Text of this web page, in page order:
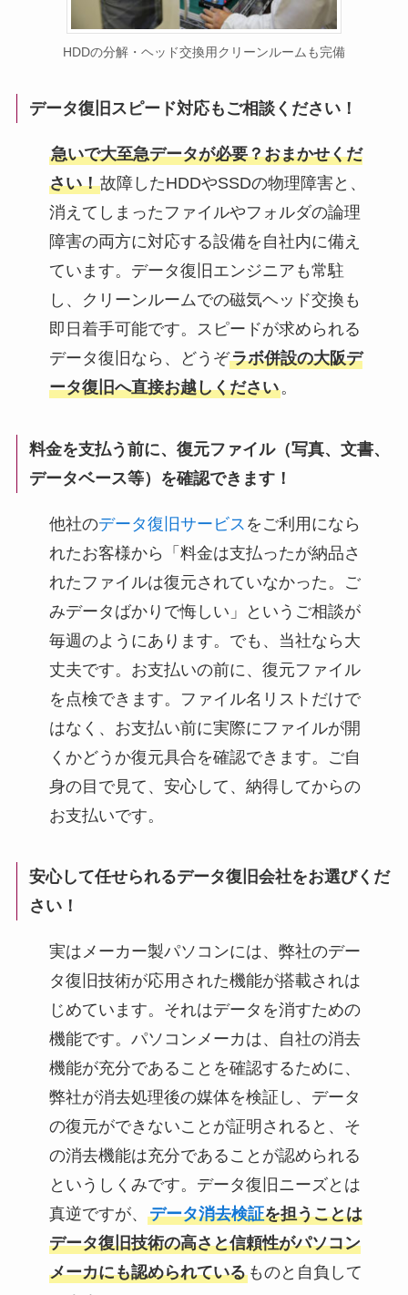
HDDの分解・ヘッド交換用クリーンルームも完備
データ復旧スピード対応もご相談ください！
急いで大至急データが必要？おまかせくだ
さい！故障したHDDやSSDの物理障害と、
消えてしまったファイルやフォルダの論理
障害の両方に対応する設備を自社内に備え
ています。データ復旧エンジニアも常駐
し、クリーンルームでの磁気ヘッド交換も
即日着手可能です。スピードが求められる
データ復旧なら、どうぞラボ併設の大阪デ
ータ復旧へ直接お越しください。
料金を支払う前に、復元ファイル（写真、文書、
データベース等）を確認できます！
他社のデータ復旧サービス をご利用になら
れたお客様から「料金は支払ったが納品さ
れたファイルは復元されていなかった。ご
みデータばかりで悔しい」というご相談が
毎週のようにあります。でも、当社なら大
丈夫です。お支払いの前に、復元ファイル
を点検できます。ファイル名リストだけで
はなく、お支払い前に実際にファイルが開
くかどうか復元具合を確認できます。ご自
身の目で見て、安心して、納得してからの
お支払いです。
安心して任せられるデータ復旧会社をお選びくだ
さい！
実はメーカー製パソコンには、弊社のデー
タ復旧技術が応用された機能が搭載されは
じめています。それはデータを消すための
機能です。パソコンメーカは、自社の消去
機能が充分であることを確認するために、
弊社が消去処理後の媒体を検証し、データ
の復元ができないことが証明されると、そ
の消去機能は充分であることが認められる
というしくみです。データ復旧ニーズとは
真逆ですが、 データ消去検証を担うことは
データ復旧技術の高さと信頼性がパソコン
メーカにも認められているものと自負して